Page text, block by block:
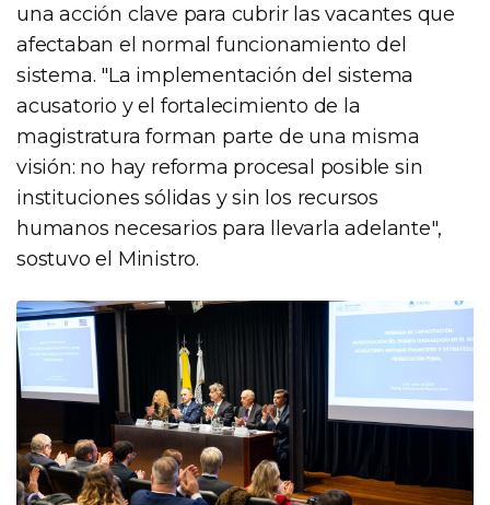
una acción clave para cubrir las vacantes que
afectaban el normal funcionamiento del
sistema. "La implementación del sistema
acusatorio y el fortalecimiento de la
magistratura forman parte de una misma
visión: no hay reforma procesal posible sin
instituciones sólidas y sin los recursos
humanos necesarios para llevarla adelante",
sostuvo el Ministro.